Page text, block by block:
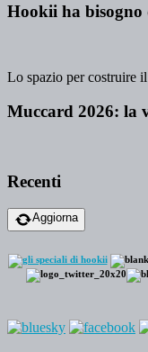
Hookii ha bisogno
Lo spazio per costruire
Muccard 2026: la
Recenti
Aggiorna